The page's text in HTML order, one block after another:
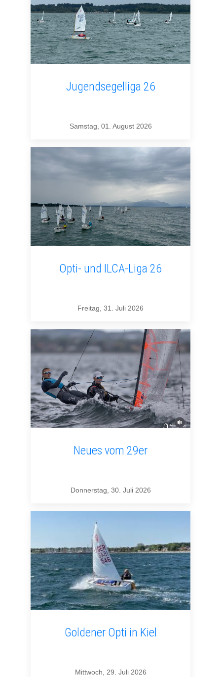
Jugendsegelliga 26
Samstag, 01. August 2026
Opti- und ILCA-Liga 26
Freitag, 31. Juli 2026
Neues vom 29er
Donnerstag, 30. Juli 2026
Goldener Opti in Kiel
Mittwoch, 29. Juli 2026